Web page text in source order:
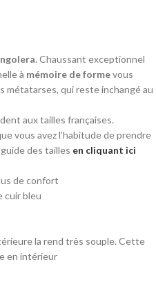
. Chaussant exceptionnel
à mémoire de formevous
métatarses, qui reste inchangé au
aux tailles françaises.
vous avez l’habitude de prendre
des tailles en cliquant ici
de confort
cuir bleu
la rend très souple. Cette
en intérieur